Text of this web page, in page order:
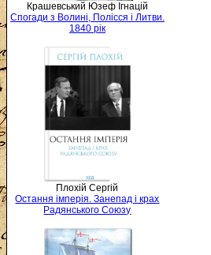
Крашевський Юзеф Ігнацій
Спогади з Волині, Полісся і Литви.
1840 рік
Плохій Сергій
Остання імперія. Занепад і крах
Радянського Союзу